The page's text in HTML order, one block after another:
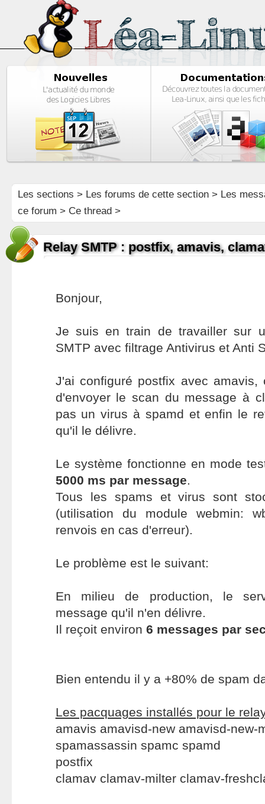
Les sections > Les forums de cette section> Les
ce forum > Ce thread >
Relay SMTP : postfix, amavis,
Bonjour,
Je suis en train de travailler sur
SMTP avec filtrage Antivirus et Anti
J'ai configuré postfix avec amavis,
d'envoyer le scan du message à
pas un virus à spamd et enfin le
qu'il le délivre.
Le système fonctionne en mode
5000 ms par message.
Tous les spams et virus sont
(utilisation du module webmin:
renvois en cas d'erreur).
Le problème est le suivant:
En milieu de production, le
message qu'il n'en délivre.
Il reçoit environ 6 messages par
Bien entendu il y a +80% de spam
Les pacquages installés pour le
amavis amavisd-new amavisd-new-
spamassassin spamc spamd
postfix
clamav clamav-milter clamav-